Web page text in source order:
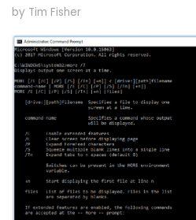
by Tim Fisher